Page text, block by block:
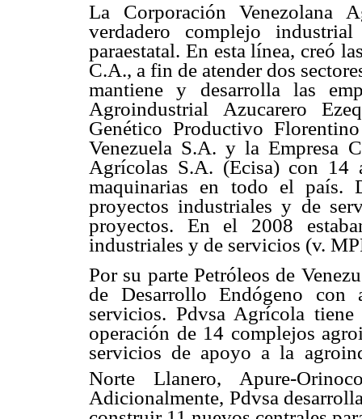
La Corporación Venezolana
verdadero complejo
paraestatal. En esta línea, creó
C.A., a fin de atender dos
mantiene y desarrolla las
Agroindustrial Azucarero
Genético Productivo
Venezuela S.A. y la Empresa
Agrícolas S.A. (Ecisa) con 14
maquinarias en todo el país.
proyectos industriales y de
proyectos. En el 2008
industriales y de servicios (v.
Por su parte Petróleos de
de Desarrollo Endógeno con
servicios. Pdvsa Agrícola
operación de 14 complejos
servicios de apoyo a la
Norte Llanero, Apure-
Adicionalmente, Pdvsa